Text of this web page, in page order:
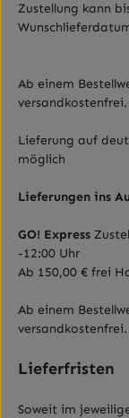
Zustellung kann
Ab einem
versandkostenfrei.
Lieferung auf
möglich
Lieferungen ins
GO! Express
-12:00 Uhr
Ab 150,00 € frei
Ab einem
versandkostenfrei.
Lieferfristen
Soweit im